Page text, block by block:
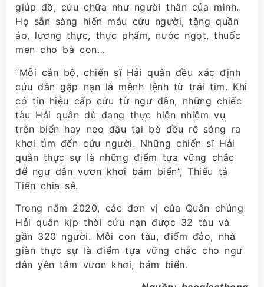
giúp đỡ, cứu chữa như người thân của mình.
Họ sẵn sàng hiến máu cứu người, tặng quần
áo, lương thực, thực phẩm, nước ngọt, thuốc
men cho bà con…
“Mỗi cán bộ, chiến sĩ Hải quân đều xác định
cứu dân gặp nạn là mệnh lệnh từ trái tim. Khi
có tín hiệu cấp cứu từ ngư dân, những chiếc
tàu Hải quân dù đang thực hiện nhiệm vụ
trên biển hay neo đậu tại bờ đều rẽ sóng ra
khơi tìm đến cứu người. Những chiến sĩ Hải
quân thực sự là những điểm tựa vững chắc
để ngư dân vươn khơi bám biển”, Thiếu tá
Tiến chia sẻ.
Trong năm 2020, các đơn vị của Quân chủng
Hải quân kịp thời cứu nạn được 32 tàu và
gần 320 người. Mỗi con tàu, điểm đảo, nhà
giàn thực sự là điểm tựa vững chắc cho ngư
dân yên tâm vươn khơi, bám biển.